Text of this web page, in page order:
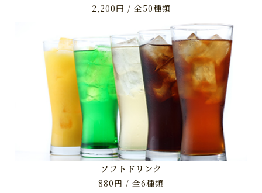
2,200円 / 全50種類
ソフトドリンク
880円 / 全6種類